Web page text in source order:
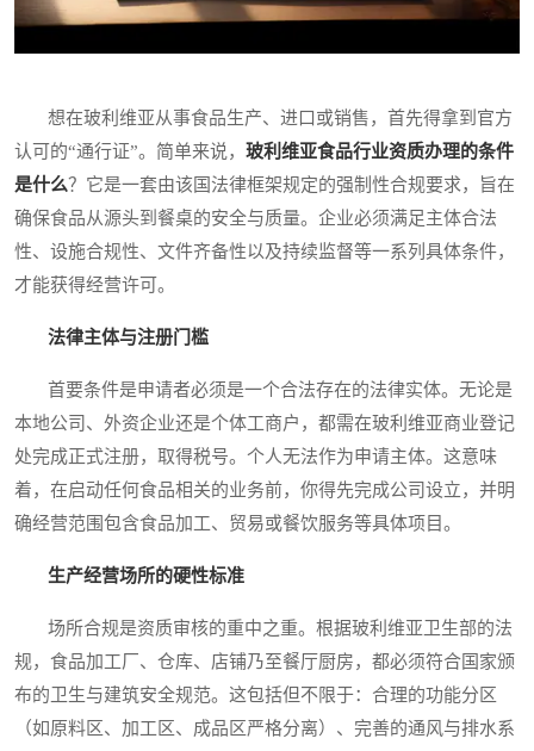
想在玻利维亚从事食品生产、进口或销售，首先得拿到官方
认可的“通行证”。简单来说， 玻利维亚食品行业资质办理的条件
是什么？它是一套由该国法律框架规定的强制性合规要求，旨在
确保食品从源头到餐桌的安全与质量。企业必须满足主体合法
性、设施合规性、文件齐备性以及持续监督等一系列具体条件，
才能获得经营许可。
法律主体与注册门槛
首要条件是申请者必须是一个合法存在的法律实体。无论是
本地公司、外资企业还是个体工商户，都需在玻利维亚商业登记
处完成正式注册，取得税号。个人无法作为申请主体。这意味
着，在启动任何食品相关的业务前，你得先完成公司设立，并明
确经营范围包含食品加工、贸易或餐饮服务等具体项目。
生产经营场所的硬性标准
场所合规是资质审核的重中之重。根据玻利维亚卫生部的法
规，食品加工厂、仓库、店铺乃至餐厅厨房，都必须符合国家颁
布的卫生与建筑安全规范。这包括但不限于：合理的功能分区
（如原料区、加工区、成品区严格分离）、完善的通风与排水系